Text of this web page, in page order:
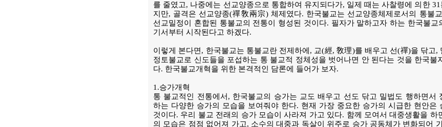
를 줄였고, 나중에는 선교양종으로 통합하여 유지되다가, 일제 때는 사찰령에 의한
지만, 골격은 선교양종(禪敎兩宗) 체제였다. 한국불교는 선교양종체제로서의 통불
선교밀정이 혼합된 통불교의 전통이 형성된 것이다. 필자가 말하고자 하는 한국불교
기서부터 시작된다고 하겠다.
이렇게 본다면, 한국불교는 통불교란 전제하에, 교(經, 敎理)를 배우고 선(禪)을 닦고,
정토불교로 신도들을 포섭하는 통 불교적 정체성을 벗어나면 안 된다는 것을 한국불
다. 한국불교개혁을 위한 본격적인 담론에 들어가 보자.
1.승가개혁
통 불교적인 전통에서, 한국불교의 승가는 교도 배우고 선도 닦고 밀법도 행하면서
하는 다양한 승가의 모습을 보여줘야 한다. 현재 가장 중요한 승가의 시급한 현안은
것이다. 우리 불교 전래의 승가 모습이 사라져 가고 있다. 함께 모여서 대중생활을 하
의 모습은 점점 없어져 가고, 소수의 대중과 독살이 위주로 승가 공동체가 변화되어